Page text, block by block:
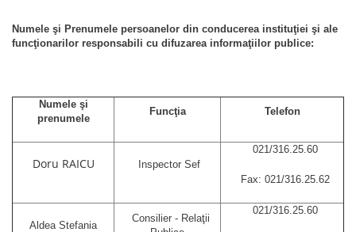
Numele şi Prenumele persoanelor din conducerea instituţiei şi ale
funcţionarilor responsabili cu difuzarea informaţiilor publice:
Numele şi
prenumele
Funcţia Telefon
Doru RAICU Inspector Sef
021/316.25.60
Fax: 021/316.25.62
Aldea Stefania
Consilier - Relaţii
021/316.25.60